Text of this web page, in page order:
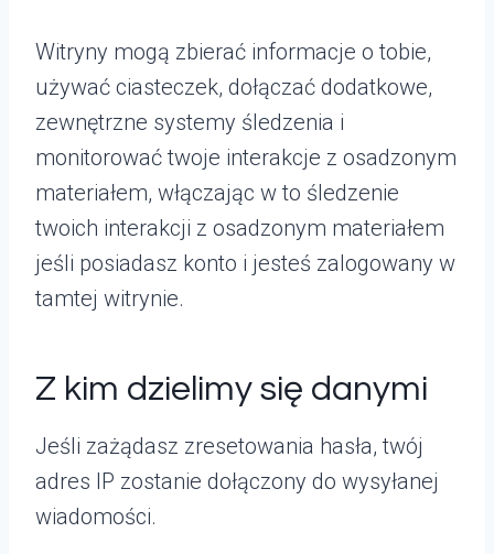
Witryny mogą zbierać informacje o tobie,
używać ciasteczek, dołączać dodatkowe,
zewnętrzne systemy śledzenia i
monitorować twoje interakcje z osadzonym
materiałem, włączając w to śledzenie
twoich interakcji z osadzonym materiałem
jeśli posiadasz konto i jesteś zalogowany w
tamtej witrynie.
Z kim dzielimy się danymi
Jeśli zażądasz zresetowania hasła, twój
adres IP zostanie dołączony do wysyłanej
wiadomości.